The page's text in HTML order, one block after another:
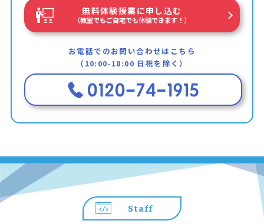
無料体験授業に申し込む
（教室でもご自宅でも体験できます！）
お電話でのお問い合わせはこちら
（10:00-18:00 日祝を除く）
Staff